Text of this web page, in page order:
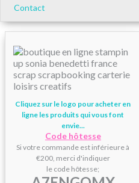
Contact
Cliquez sur le logo pour acheter en
ligne les produits qui vous font
envie...
Code hôtesse
Si votre commande est inférieure à
€200, merci d'indiquer
le code hôtesse;